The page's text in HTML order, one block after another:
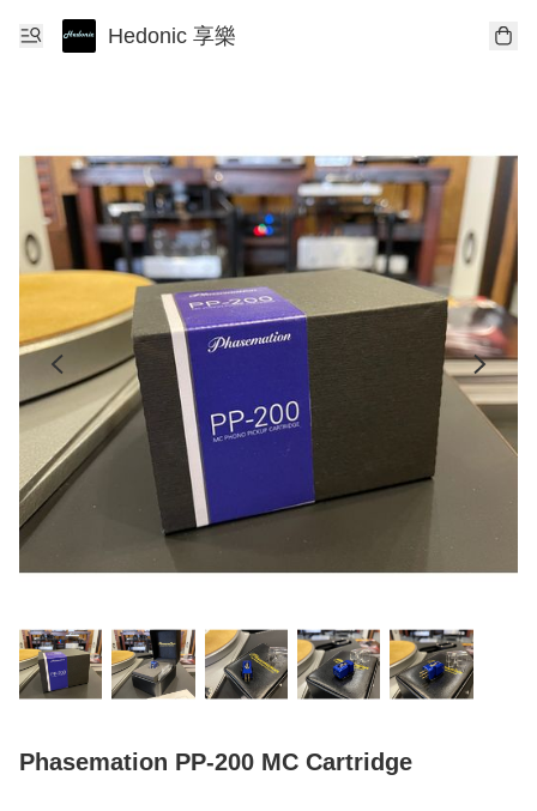
Hedonic 享樂
Phasemation PP-200 MC Cartridge